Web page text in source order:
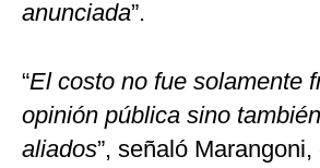
anunciada”.
“El costo no fue solamente
opinión pública sino
aliados”, señaló Marangoni,